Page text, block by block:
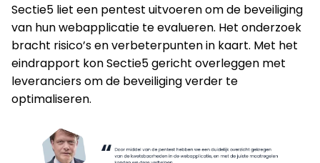
Sectie5 liet een pentest uitvoeren om de beveiliging
van hun webapplicatie te evalueren. Het onderzoek
bracht risico’s en verbeterpunten in kaart. Met het
eindrapport kon Sectie5 gericht overleggen met
leveranciers om de beveiliging verder te
optimaliseren.